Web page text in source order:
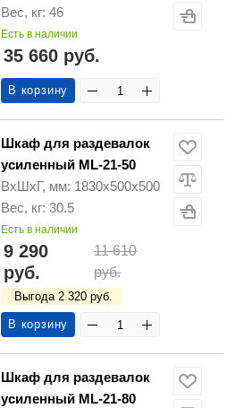
Вес, кг: 46
Есть в наличии
35 660 руб.
В корзину
Шкаф для раздевалок
усиленный ML-21-50
ВхШхГ, мм: 1830x500x500
Вес, кг: 30.5
Есть в наличии
9 290
руб.
11 610
руб.
Выгода 2 320 руб.
В корзину
Шкаф для раздевалок
усиленный ML-21-80